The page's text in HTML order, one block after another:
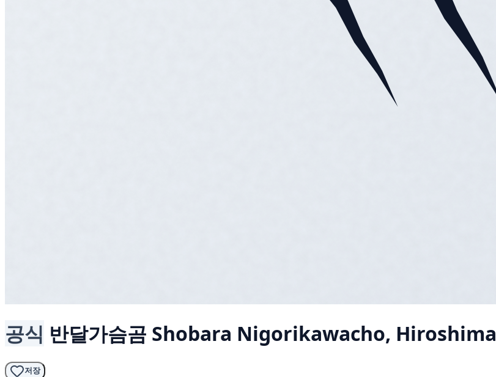
공식 반달가슴곰 Shobara Nigorikawacho, Hiroshima
저장